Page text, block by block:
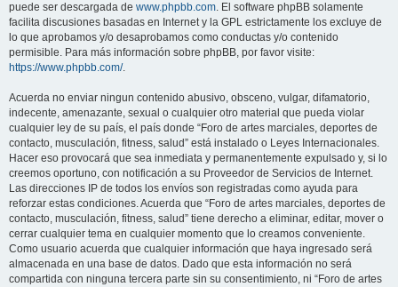
puede ser descargada de www.phpbb.com. El software phpBB solamente
facilita discusiones basadas en Internet y la GPL estrictamente los excluye de
lo que aprobamos y/o desaprobamos como conductas y/o contenido
permisible. Para más información sobre phpBB, por favor visite:
https://www.phpbb.com/.
Acuerda no enviar ningun contenido abusivo, obsceno, vulgar, difamatorio,
indecente, amenazante, sexual o cualquier otro material que pueda violar
cualquier ley de su país, el país donde “Foro de artes marciales, deportes de
contacto, musculación, fitness, salud” está instalado o Leyes Internacionales.
Hacer eso provocará que sea inmediata y permanentemente expulsado y, si lo
creemos oportuno, con notificación a su Proveedor de Servicios de Internet.
Las direcciones IP de todos los envíos son registradas como ayuda para
reforzar estas condiciones. Acuerda que “Foro de artes marciales, deportes de
contacto, musculación, fitness, salud” tiene derecho a eliminar, editar, mover o
cerrar cualquier tema en cualquier momento que lo creamos conveniente.
Como usuario acuerda que cualquier información que haya ingresado será
almacenada en una base de datos. Dado que esta información no será
compartida con ninguna tercera parte sin su consentimiento, ni “Foro de artes